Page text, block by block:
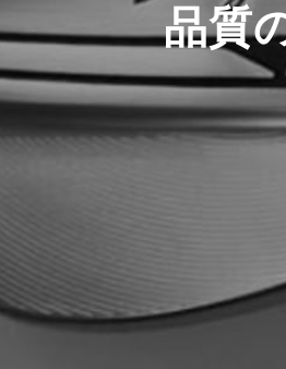
品質
フェアウェイウッド
アン
私たちのチーム